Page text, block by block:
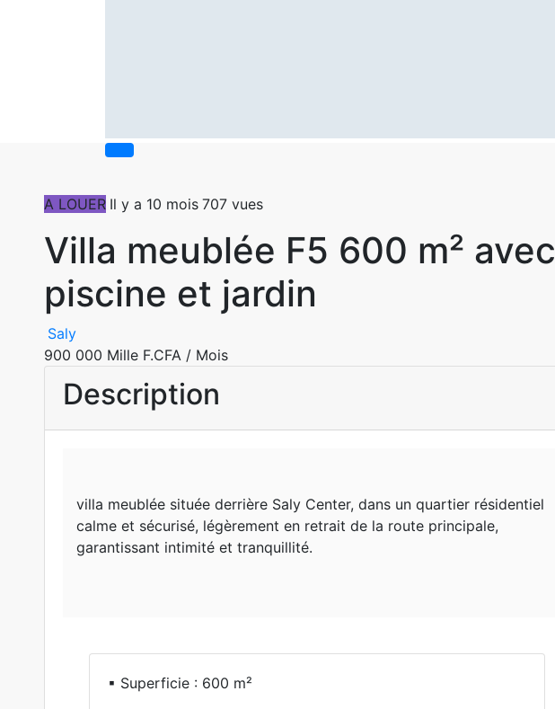
A LOUER Il y a 10 mois 707 vues
Villa meublée F5 600 m² avec
piscine et jardin
Saly
900 000 Mille F.CFA / Mois
Description
villa meublée située derrière Saly Center, dans un quartier résidentiel
calme et sécurisé, légèrement en retrait de la route principale,
garantissant intimité et tranquillité.
▪︎ Superficie : 600 m²